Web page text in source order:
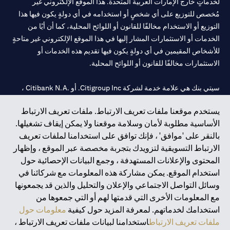
يستخدم موقعنا ملفات تعريف الارتباط. ملفات تعريف الارتباط
الأساسية مطلوبة لأمان وسلامة موقعنا ولا يمكن إيقاف تشغيلها.
بالنقر على 'موافق' ، فإنك توافق على استخدامنا لملفات تعريف
الارتباط التسويقية لتزويدك بتجربة مخصصة عبر الموقع ، وإظهار
المحتوى والإعلانات المستهدفة ، وجمع البيانات الإحصائية حول
استخدام الموقع. يمكن مشاركة هذه المعلومات مع شركائنا في
وسائل التواصل الاجتماعي والإعلان والتحليل والذين قد يجمعونها
مع المعلومات الأخرى التي قدمتها لهم أو التي جمعوها من
استخدامك لخدماتهم. لمعرفة المزيد حول كيفية معلومات حول
ملفات تعريف الارتباطاستخدامنا لبيانات ملفات تعريف الارتباط ،
مُخصص للتوزيع على أي شخصٍ أو استخدامه في أي دولةٍ يكون فيها هذا
التوزيع أو الاستخدام مخالفًا للقانون أو اللوائح المحلية، كما أن أيًا من
الخدمات أو الاستثمارات المشار إليها في هذا الموقع الإلكتروني غير متاحةٍ
للأشخاص المقيمين في أي دولةٍ يكون فيها تقديم هذه الخدمات أو
الاستثمارات مخالفًا للقانون أو اللوائح المحلية.
سيتي بنك هي علامة خدمة لشركة Citigroup Inc. أو .Citibank N.A ،
سيتي بنك إن. إيه. الإمارات مسجل لدى مصرف الإمارات المركزي تحت
أرقام التراخيص 202563 لفرع الوصل في دبي، 531989 لفرع مول
الإمارات في دبي، وCN-1002019لفرع أبوظبي. هاتف: 4000 311 04.
فرع سيتي بنك إن إيه - الإمارات العربية المتحدة مرخص من مصرف
الإمارات العربية المتحدة المركزي كفرع لبنك أجنبي.
سيتي بنك إن إيه الإمارات العربية المتحدة مرخص من هيئة الأوراق المالية
والسلع في الإمارات العربية المتحدة ("SCA") للقيام بالنشاط المالي لـ أ)
الاستشارات المالية والتعريف والترويج بموجب ترخيص رقم
20200000097 ب) وسيط تداول في الأسواق الدولية بموجب ترخيص